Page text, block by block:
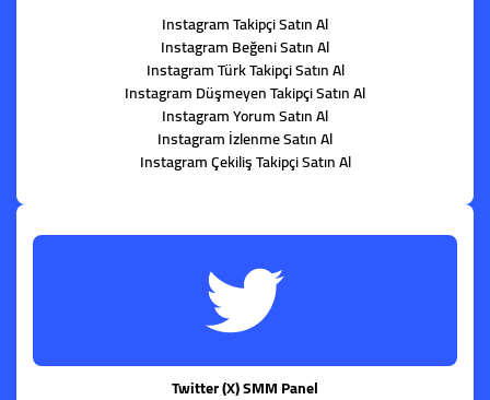
Instagram Takipçi Satın Al
Instagram Beğeni Satın Al
Instagram Türk Takipçi Satın Al
Instagram Düşmeyen Takipçi Satın Al
Instagram Yorum Satın Al
Instagram İzlenme Satın Al
Instagram Çekiliş Takipçi Satın Al
Twitter (X) SMM Panel